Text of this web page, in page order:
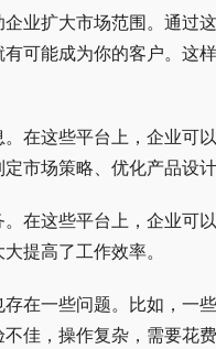
业扩大市场范围。通过
可能成为你的客户。这
在这些平台上，企业可
市场策略、优化产品设
在这些平台上，企业可
提高了工作效率。
在一些问题。比如，一
佳，操作复杂，需要花